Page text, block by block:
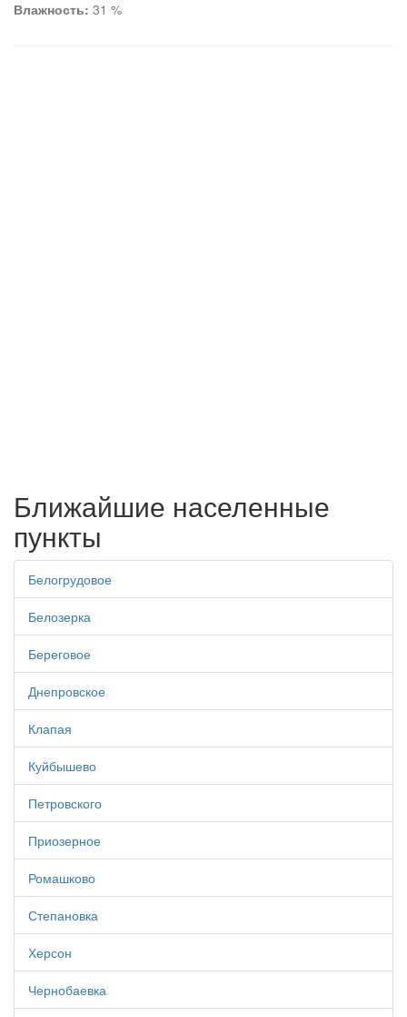
Влажность: 31 %
Ближайшие населенные
пункты
Белогрудовое
Белозерка
Береговое
Днепровское
Клапая
Куйбышево
Петровского
Приозерное
Ромашково
Степановка
Херсон
Чернобаевка